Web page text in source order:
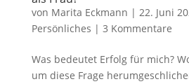
von Marita Eckmann | 22. Juni
Persönliches | 3 Kommentare
Was bedeutet Erfolg für mich?
um diese Frage